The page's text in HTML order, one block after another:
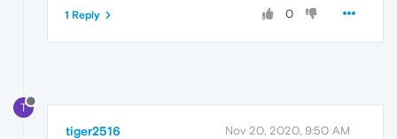
0
1 Reply
T
tiger2516 Nov 20, 2020, 9:50 AM